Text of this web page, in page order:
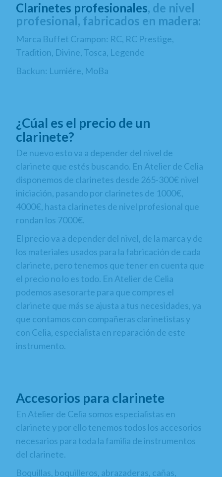
Clarinetes profesionales, de nivel
profesional, fabricados en madera:
Marca Buffet Crampon: RC, RC Prestige,
Tradition, Divine, Tosca, Legende
Backun: Lumiére, MoBa
¿Cúal es el precio de un
clarinete?
De nuevo esto va a depender del nivel de
clarinete que estés buscando. En Atelier de Celia
disponemos de clarinetes desde 265-300€ nivel
iniciación, pasando por clarinetes de 1000€,
4000€, hasta clarinetes de nivel profesional que
rondan los 7000€.
El precio va a depender del nivel, de la marca y de
los materiales usados para la fabricación de cada
clarinete, pero tenemos que tener en cuenta que
el precio no lo es todo. En Atelier de Celia
podemos asesorarte para que compres el
clarinete que más se ajusta a tus necesidades, ya
que contamos con compañeras clarinetistas y
con Celia, especialista en reparación de este
instrumento.
Accesorios para clarinete
En Atelier de Celia somos especialistas en
clarinete y por ello tenemos todos los accesorios
necesarios para toda la familia de instrumentos
del clarinete.
Boquillas, boquilleros, abrazaderas, cañas,